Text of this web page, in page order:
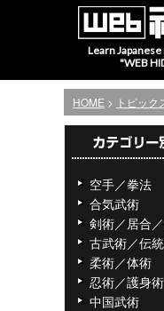
Learn
"WEB
HOME > トピック
空手／拳法
合気武術
剣術／居合
古武術／伝
柔術／体術
忍術／護身術
中国武術